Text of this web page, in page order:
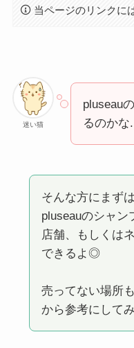
当ページのリンクに
迷い猫
pluseau
るのかな
そんな方にまず
pluseauのシャン
店舗、もしくは
できるよ◎
売ってない場所
から参考にして